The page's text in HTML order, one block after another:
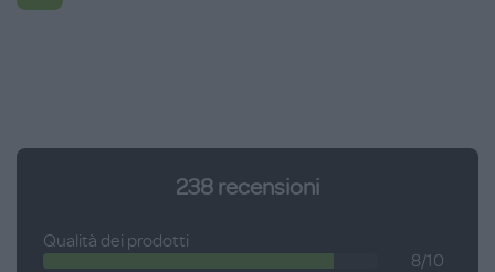
238 recensioni
Qualità dei prodotti
8/10